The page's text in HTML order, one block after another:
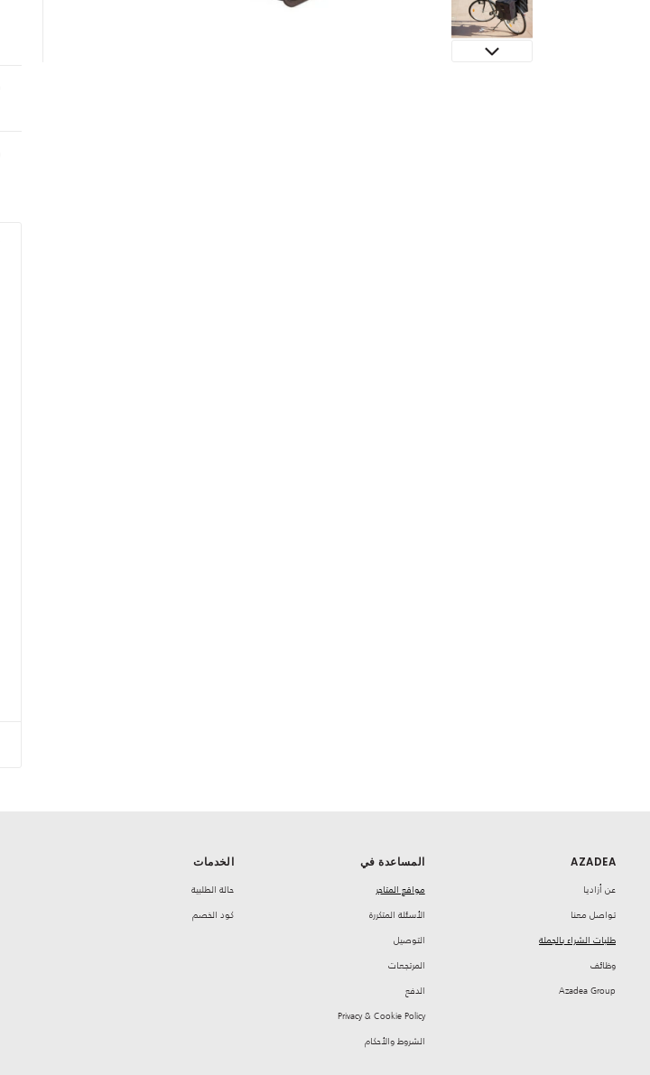
AZADEA
‏عن أزاديا
تواصل معنا
طلبات الشراء بالجملة
‏وظائف
Azadea Group
المساعدة في
مواقع المتاجر
‏الأسئلة المتكررة
‏التوصيل
‏المرتجعات
‏الدفع
Privacy & Cookie Policy
‏الشروط والأحكام
الخدمات
حالة الطلبية
كود الخصم